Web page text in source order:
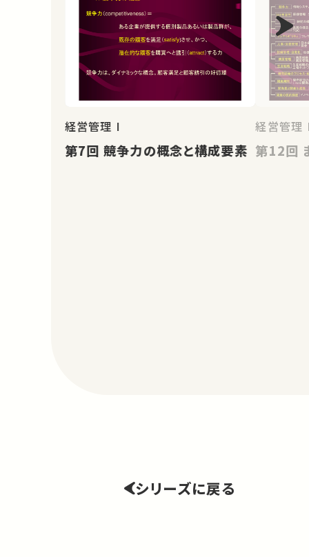
経営管理 I
第7回 競争力の概念と構成要素
経営管理
シリーズに戻る